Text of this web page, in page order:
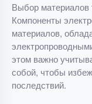
Выбор материалов
Компоненты
материалов,
этом важно
собой, чтобы
последствий.